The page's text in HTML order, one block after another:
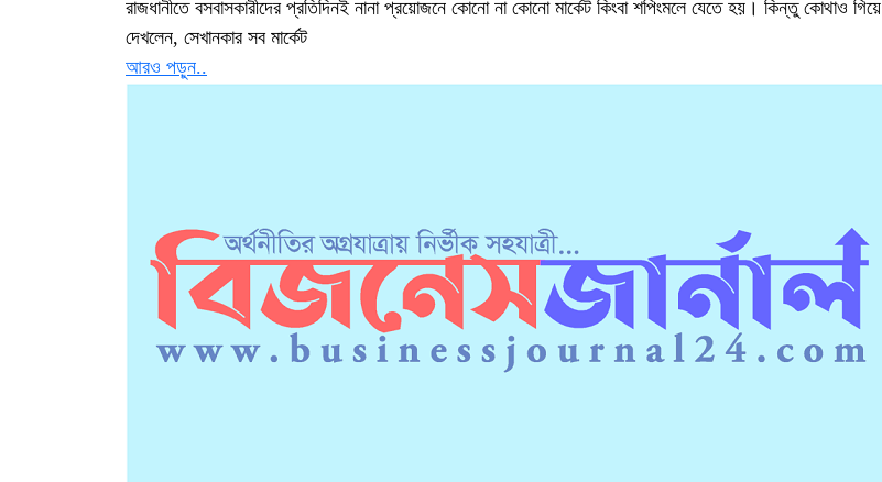
রাজধানীতে বসবাসকারীদের প্রতিদিনই নানা প্রয়োজনে কোনো না কোনো মার্কেট কিংবা শপিংমলে যেতে হয়। কিন্তু কোথাও গিয়ে
দেখলেন, সেখানকার সব মার্কেট
আরও পড়ুন..